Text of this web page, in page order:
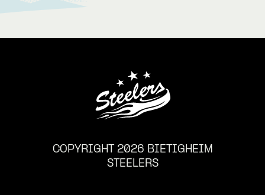
COPYRIGHT 2026 BIETIGHEIM
STEELERS